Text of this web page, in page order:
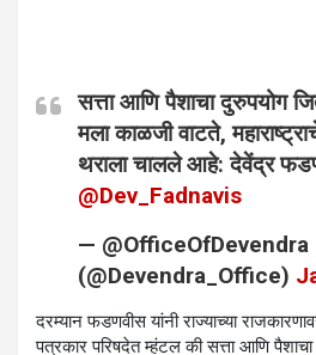
सत्ता आणि पैशाचा दुरुपयोग
मला काळजी वाटते,
थराला चालले आहे: देवेंद्र
@Dev_Fadnavis
— @OfficeOfDevendra
(@Devendra_Office)
दरम्यान फडणवीस यांनी राज्याच्या
पत्रकार परिषदेत म्हंटल की सत्ता आणि पैशाचा